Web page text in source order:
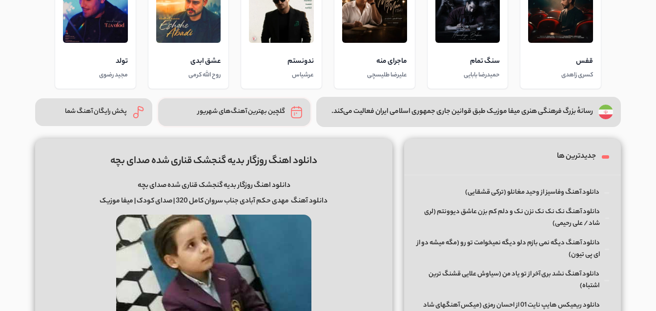
قفس
کسری زاهدی
سنگ تمام
حمیدرضا بابایی
ماجرای منه
علیرضا طلیسچی
ندونستم
عرشیاس
عشق ابدی
روح الله کرمی
تولد
مجید رضوی
رسانهٔ بزرگ فرهنگی هنری میفا موزیک طبق قوانین جاری جمهوری اسلامی ایران فعالیت می‌کند. گلچین بهترین آهنگ‌های شهریور پخش رایگان آهنگ شما
دانلود اهنگ روزگار بدیه گنجشک قناری شده صدای بچه
دانلود اهنگ روزگار بدیه گنجشک قناری شده صدای بچه
دانلود آهنگ مهدی حکم آبادی جناب سروان کامل 320 | صدای کودک | میفا موزیک
جدیدترین ها
دانلود آهنگ وفاسیز از وحید مغانلو (ترکی قشقایی)
دانلود آهنگ نک نک نک نزن نک و دلم کم بزن عاشق دیوونتم (لری
شاد / علی رحیمی)
دانلود آهنگ دیگه نمی بازم دلو دیگه نمیخوامت تو رو (مگه میشه دو از
ای پی تیون)
دانلود آهنگ نشد بری آخر از تو یاد من (سیاوش علایی قشنگ ترین
اشتباه)
دانلود ریمیکس هایپ نایت 01 از احسان رمزی (میکس آهنگهای شاد